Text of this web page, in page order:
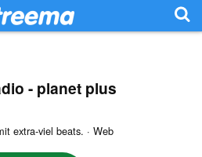
- planet plus
extra-viel beats. · Web